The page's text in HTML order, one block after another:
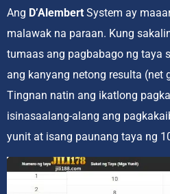
Ang D’Alembert System ay
malawak na paraan. Kung
tumaas ang pagbabago ng taya
ang kanyang netong resulta (net
Tingnan natin ang ikatlong
isinasaalang-alang ang
yunit at isang paunang taya ng